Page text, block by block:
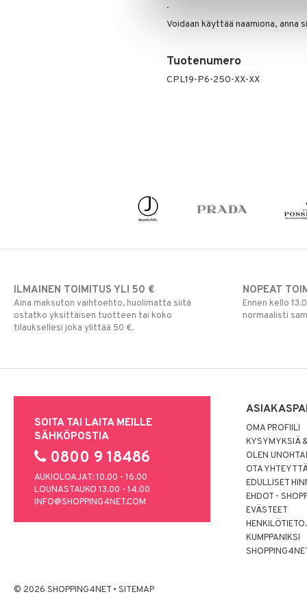
.
Voidaan käyttää naamiona, anna
Tuotenumero
CPL19-P6-250-XX-XX
ILMAINEN TOIMITUS YLI 50 €
Aina maksuton vaihtoehto, huolimatta siitä
ostatko yksittäisen tuotteen tai koko
tilauksellesi joka ylittää 50 €.
NOPEAT
Ennen kello
normaalisti
SOITA TAI LAITA MEILLE
SÄHKÖPOSTIA
0800 9 18486
AUKIOLOAJAT: 10.00 - 16.00
LOUNASTAUKO 13.00 - 14.00
INFO@SHOPPING4NET.COM
OMA PROFIILI
KYSYMYKSIÄ
OLEN
OTA
EDULLISET
EHDOT -
EVÄSTEET
KUMPPANIKSI
© 2026 SHOPPING4NET • SITEMAP